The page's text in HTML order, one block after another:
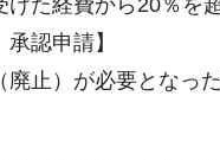
た経費から20％を
認申請】
止）が必要となっ